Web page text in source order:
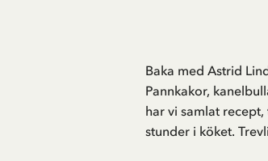
Baka med Astrid
Pannkakor,
har vi samlat
stunder i köket.